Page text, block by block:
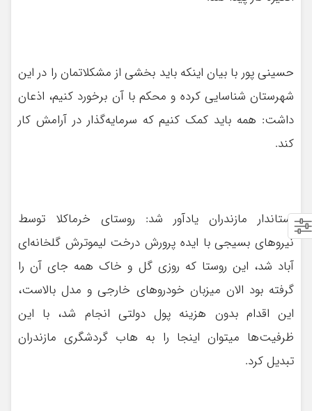
حسینی پور با بیان اینکه باید بخشی از مشکلاتمان را در این
شهرستان شناسایی کرده و محکم با آن برخورد کنیم، اذعان
داشت: همه باید کمک کنیم که سرمایه‌گذار در آرامش کار
کند.
استاندار مازندران یادآور شد: روستای خرماکلا توسط
نیروهای بسیجی با ایده پرورش درخت لیموترش گلخانه‌ای
آباد شد، این روستا که روزی گل و خاک همه جای آن را
گرفته بود الان میزبان خودروهای خارجی و مدل بالاست،
این اقدام بدون هزینه پول دولتی انجام شد، با این
ظرفیت‌ها میتوان اینجا را به هاب گردشگری مازندران
تبدیل کرد.